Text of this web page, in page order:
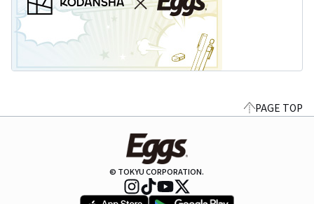
PAGE TOP
© TOKYU CORPORATION.